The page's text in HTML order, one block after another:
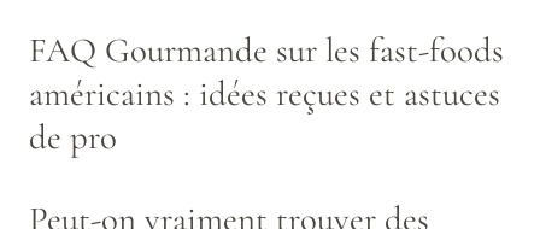
FAQ Gourmande sur les fast-foods
américains : idées reçues et astuces
de pro
Peut-on vraiment trouver des